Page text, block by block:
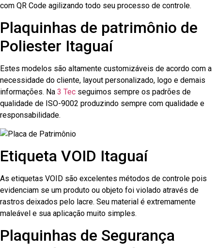
com QR Code agilizando todo seu processo de controle.
Plaquinhas de patrimônio de
Poliester Itaguaí
Estes modelos são altamente customizáveis de acordo com a
necessidade do cliente, layout personalizado, logo e demais
informações. Na 3 Tec seguimos sempre os padrões de
qualidade de ISO-9002 produzindo sempre com qualidade e
responsabilidade.
Etiqueta VOID Itaguaí
As etiquetas VOID são excelentes métodos de controle pois
evidenciam se um produto ou objeto foi violado através de
rastros deixados pelo lacre. Seu material é extremamente
maleável e sua aplicação muito simples.
Plaquinhas de Segurança